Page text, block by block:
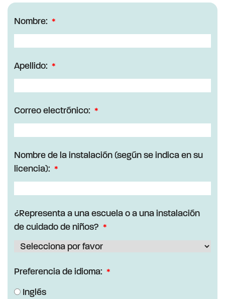
Nombre:
Apellido:
Correo electrónico:
Nombre de la instalación (según se indica en su
licencia):
¿Representa a una escuela o a una instalación
de cuidado de niños?
Preferencia de idioma:
Inglés